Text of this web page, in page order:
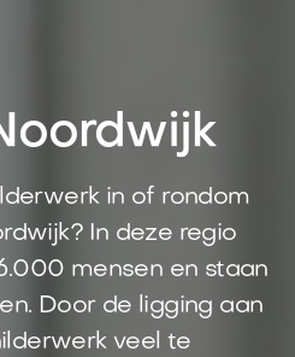
in of rondom
In deze regio
mensen en staan
Door de ligging aan
veel te